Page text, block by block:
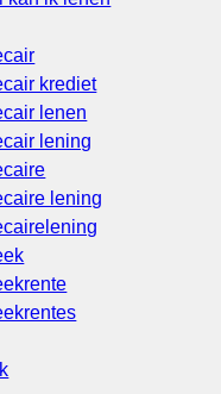
krediet
lenen
lening
lening